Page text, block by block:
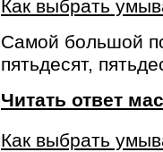
Как выбрать
Самой большой
пятьдесят,
Читать ответ
Как выбрать